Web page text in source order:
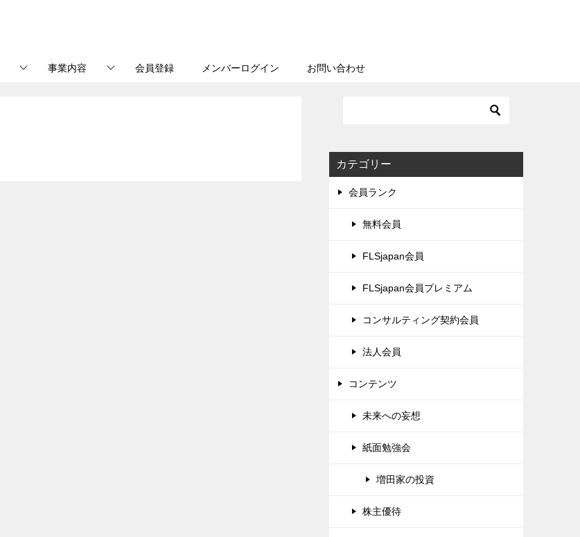
事業内容 会員登録 メンバーログイン お問い合わせ
カテゴリー
会員ランク
無料会員
FLSjapan会員
FLSjapan会員プレミアム
コンサルティング契約会員
法人会員
コンテンツ
未来への妄想
紙面勉強会
増田家の投資
株主優待